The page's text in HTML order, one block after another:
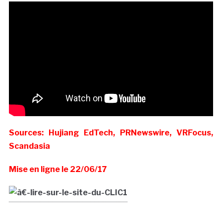
Sources: Hujiang EdTech, PRNewswire, VRFocus,
Scandasia
Mise en ligne le 22/06/17